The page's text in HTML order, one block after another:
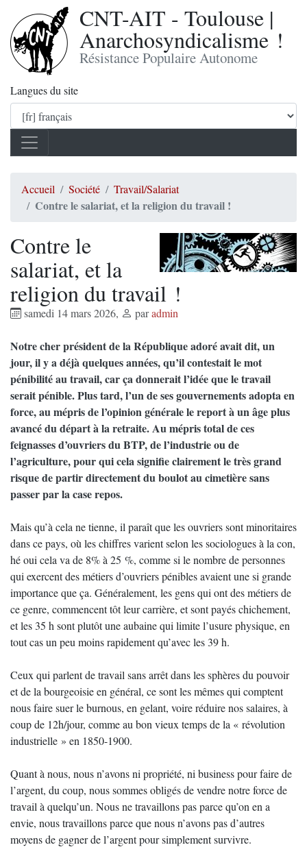
CNT-AIT - Toulouse |
Anarchosyndicalisme !
Résistance Populaire Autonome
Langues du site
Accueil Société Travail/Salariat
Contre le salariat, et la religion du travail !
Contre le
salariat, et la
religion du travail !
samedi 14 mars 2026, paradmin
Notre cher président de la République adoré avait dit, un
jour, il y a déjà quelques années, qu’il contestait le mot
pénibilité au travail, car ça donnerait l’idée que le travail
serait pénible. Plus tard, l’un de ses gouvernements adopta en
force, au mépris de l’opinion générale le report à un âge plus
avancé du départ à la retraite. Au mépris total de ces
feignasses d’ouvriers du BTP, de l’industrie ou de
l’agriculture, pour qui cela signifie clairement le très grand
risque de partir directement du boulot au cimetière sans
passer par la case repos.
Mais qu’à cela ne tienne, il paraît que les ouvriers sont minoritaires
dans ce pays, où les chiffres varient selon les sociologues à la con,
hé oui cela va de 8% à 25 %, comme si le nombre de personnes
qui exercent des métiers d’ouvriers pénibles avaient une si grande
importance que ça. Généralement, les gens qui ont des métiers de
ce genre, commencent tôt leur carrière, et sont payés chichement,
et les 35 h sont plutôt une aubaine qui limite l’usure physique, en
tout cas un peu moins rapidement qu’avec les 39 h.
Ceux qui parlent de travail sans arrêt dans les sphères du pouvoir
et de la bourgeoisie en général, ce sont les mêmes qui comptent
nous faire suer le burnous, en gelant, voire réduire nos salaires, à
coup de 12h/jour, comme au bon vieux temps de la « révolution
industrielle » en 1850-1900.
Quant à nous, nous n’avons ni propriété, ni business pour faire de
l’argent, du coup, nous sommes obligés de vendre notre force de
travail à quelqu’un. Nous ne travaillons pas parce qu’on en a
envie, nous travaillons parce que nous n’avons pas d’autres
moyens de gagner de l’argent pour simplement survivre.